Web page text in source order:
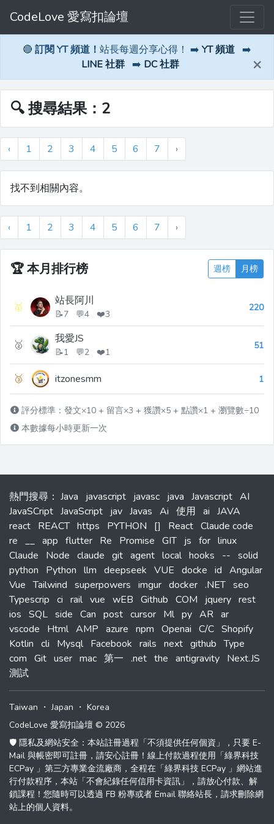
CodeLove 愛寫扣論壇
🔴 訂閱 YT 頻道！ 站長每週分享心得！ ➡️ YT 頻道 ➡️
LINE 社群 ➡️ DC 社群 ×
🔍 搜尋結果：2
‹ 1 2 3 4 5 6 7 ›
找不到相關內容。
‹ 1 2 3 4 5 6 7 ›
🏆本月排行榜 週榜 月榜
🥇 站長阿川
📝7 💬4 ❤️3
220
🥈 我愛JS
📝1 💬2 ❤️1
51
🥉 itzonesmm 1
評分標準：發文×10 + 留言×3 + 獲讚×5 + 點讚×1 + 瀏覽數÷10
本數據每小時更新一次
熱門搜尋 ： Java javascript javasc java Javascript AI
JavaSCript JavaScript jav Javas Ai 使用 ai JAVA
react REACT https PYTHON [] React Claude code
re __ app flutter Re Promise GIT js for linux
Claude
Node claude git agent local hooks -- solid
python
Python llm deepseek VUE docke id Angular
Vue Tailwind superpowers imgur docker .NET seo
Typescrip ci rail vue wEB Github COM jquery rest
ios SQL side Can post cursor Ml py AR ar
vscode
Html AMP azure npm Openai C/C Shopify
Kotlin cli Mysql Facebook rails next github Type
com Git user mac 第一 .net the antigravity Next.JS
測試
Taiwan ・Japan ・ Korea
CodeLove 愛寫扣論壇 © 2026
🛡️ 隱私及網站安全：本站註冊過程「不須提供任何個資」，只要 E-
Mail 與帳密即可註冊，請安心註冊！線上付款過程使用「綠界科技
ECPay 」第三方專業金流廠商，全程在「綠界科技 ECPay 」網站進
行付款程序，本站「不會紀錄任何信用卡資訊」，請放心付款、解
鎖課程！您隨時可以透過 FB 粉專或者 Email 聯絡站長，請求刪除網
站上的個人資料。